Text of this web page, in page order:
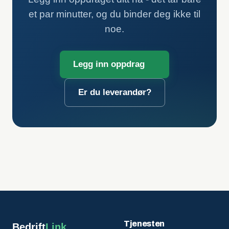
et par minutter, og du binder deg ikke til
noe.
Legg inn oppdrag
Er du leverandør?
Tjenesten